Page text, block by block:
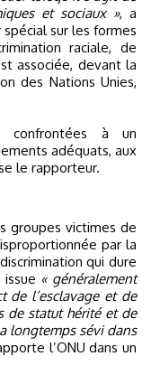
et sociaux », a
sur les formes
raciale, de
associée, devant la
des Nations Unies,
confrontées à un
adéquats, aux
le rapporteur.
par la
qui dure
« généralement
de l’esclavage et de
de statut hérité et de
longtemps sévi dans
l’ONU dans un